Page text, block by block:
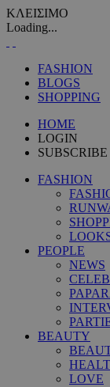
ΚΛΕΙΣΙΜΟ
Loading...
FASHION
BLOGS
SHOPPING
HOME
LOGIN
SUBSCRIBE
FASHION
PEOPLE
NEWS
BEAUTY
LOVE